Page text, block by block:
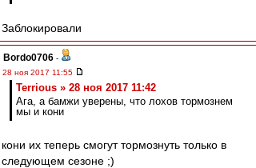
Заблокировали
Bordo0706 -
28 ноя 2017 11:55
Terrious » 28 ноя 2017 11:42
Ага, а бамжи уверены, что лохов тормознем
мы и кони
кони их теперь смогут тормознуть только в
следующем сезоне ;)